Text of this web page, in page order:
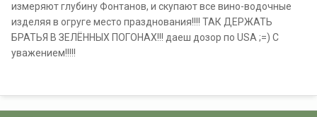
измеряют глубину Фонтанов, и скупают все вино-водочные
изделяя в огруге место празднования!!!! ТАК ДЕРЖАТЬ
БРАТЬЯ В ЗЕЛЁННЫХ ПОГОНАХ!!! даеш дозор по USA ;=) С
уважением!!!!!